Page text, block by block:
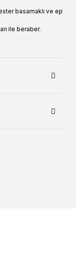
basamaklı ve ep
ile beraber.